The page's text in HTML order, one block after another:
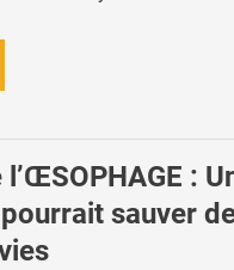
l’ŒSOPHAGE :
sauver